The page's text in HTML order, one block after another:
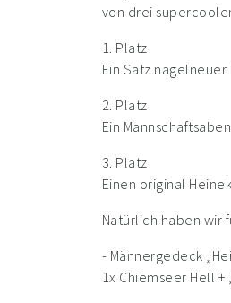
von drei
1. Platz
Ein Satz nagelneuer
2. Platz
Ein
3. Platz
Einen original
Natürlich haben wir
- Männergedeck
1x Chiemseer Hell +